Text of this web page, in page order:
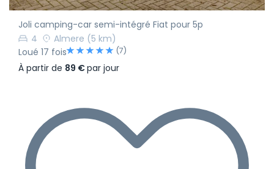
Joli camping-car semi-intégré Fiat pour 5p
4
Almere (5 km)
Loué 17 fois
(7)
À partir de 89 €par jour